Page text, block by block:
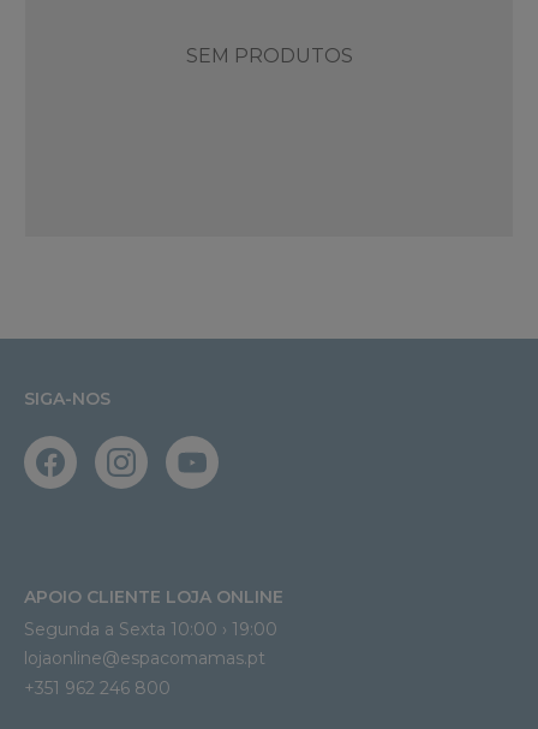
SEM PRODUTOS
SIGA-NOS
APOIO CLIENTE LOJA ONLINE
Segunda a Sexta 10:00 › 19:00
lojaonline@espacomamas.pt
+351 962 246 800